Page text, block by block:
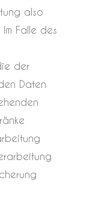
also
Falle des
der
Daten